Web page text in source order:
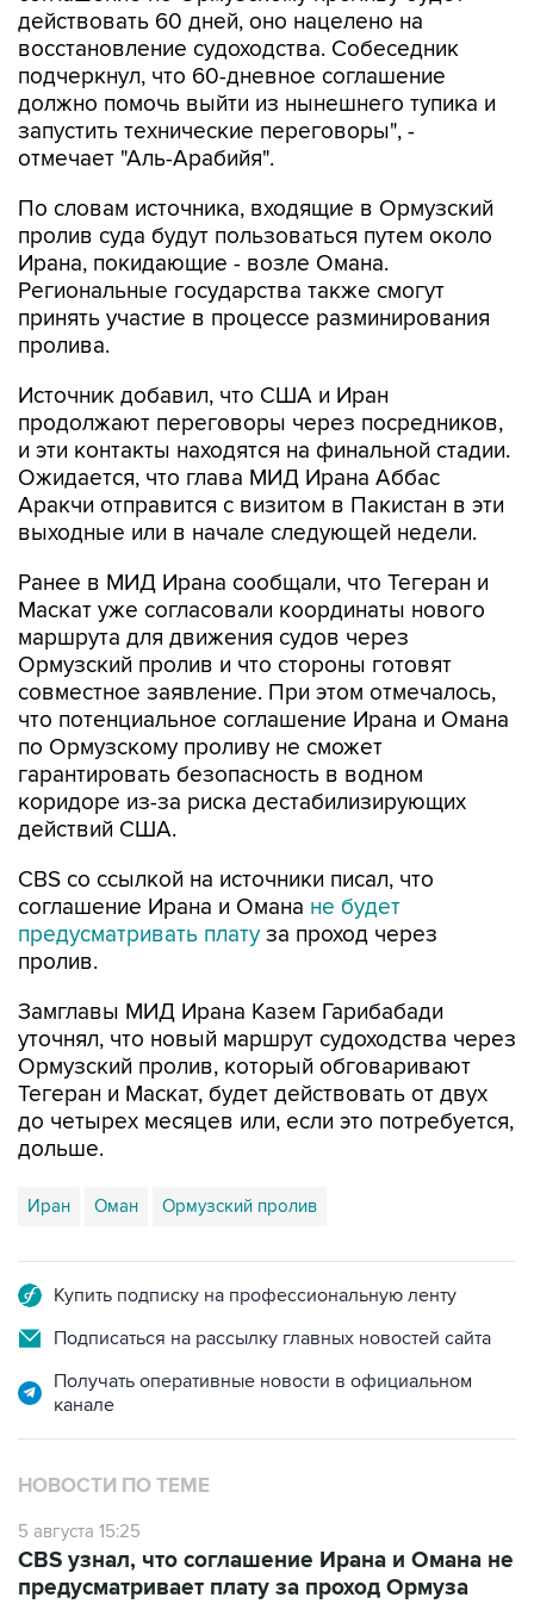
действовать 60 дней, оно нацелено на
восстановление судоходства. Собеседник
подчеркнул, что 60-дневное соглашение
должно помочь выйти из нынешнего тупика и
запустить технические переговоры", -
отмечает "Аль-Арабийя".
По словам источника, входящие в Ормузский
пролив суда будут пользоваться путем около
Ирана, покидающие - возле Омана.
Региональные государства также смогут
принять участие в процессе разминирования
пролива.
Источник добавил, что США и Иран
продолжают переговоры через посредников,
и эти контакты находятся на финальной стадии.
Ожидается, что глава МИД Ирана Аббас
Аракчи отправится с визитом в Пакистан в эти
выходные или в начале следующей недели.
Ранее в МИД Ирана сообщали, что Тегеран и
Маскат уже согласовали координаты нового
маршрута для движения судов через
Ормузский пролив и что стороны готовят
совместное заявление. При этом отмечалось,
что потенциальное соглашение Ирана и Омана
по Ормузскому проливу не сможет
гарантировать безопасность в водном
коридоре из-за риска дестабилизирующих
действий США.
CBS со ссылкой на источники писал, что
соглашение Ирана и Омана не будет
предусматривать плату за проход через
пролив.
Замглавы МИД Ирана Казем Гарибабади
уточнял, что новый маршрут судоходства через
Ормузский пролив, который обговаривают
Тегеран и Маскат, будет действовать от двух
до четырех месяцев или, если это потребуется,
дольше.
Иран Оман Ормузский пролив
Купить подписку на профессиональную ленту
Подписаться на рассылку главных новостей сайта
Получать оперативные новости в официальном
канале
НОВОСТИ ПО ТЕМЕ
5 августа 15:25
CBS узнал, что соглашение Ирана и Омана не
предусматривает плату за проход Ормуза